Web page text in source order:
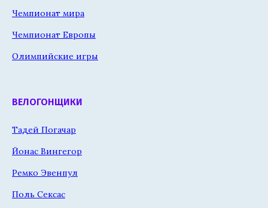
Чемпионат мира
Чемпионат Европы
Олимпийские игры
ВЕЛОГОНЩИКИ
Тадей Погачар
Йонас Вингегор
Ремко Эвенпул
Поль Сексас